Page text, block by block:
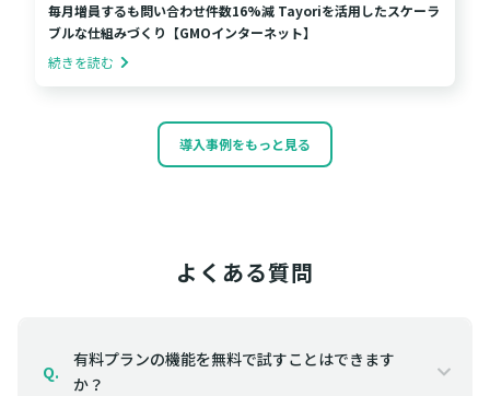
毎月増員するも問い合わせ件数16%減 Tayoriを活用したスケーラ
ブルな仕組みづくり【GMOインターネット】
続きを読む
導入事例をもっと見る
よくある質問
Q.
有料プランの機能を無料で試すことはできます
か？